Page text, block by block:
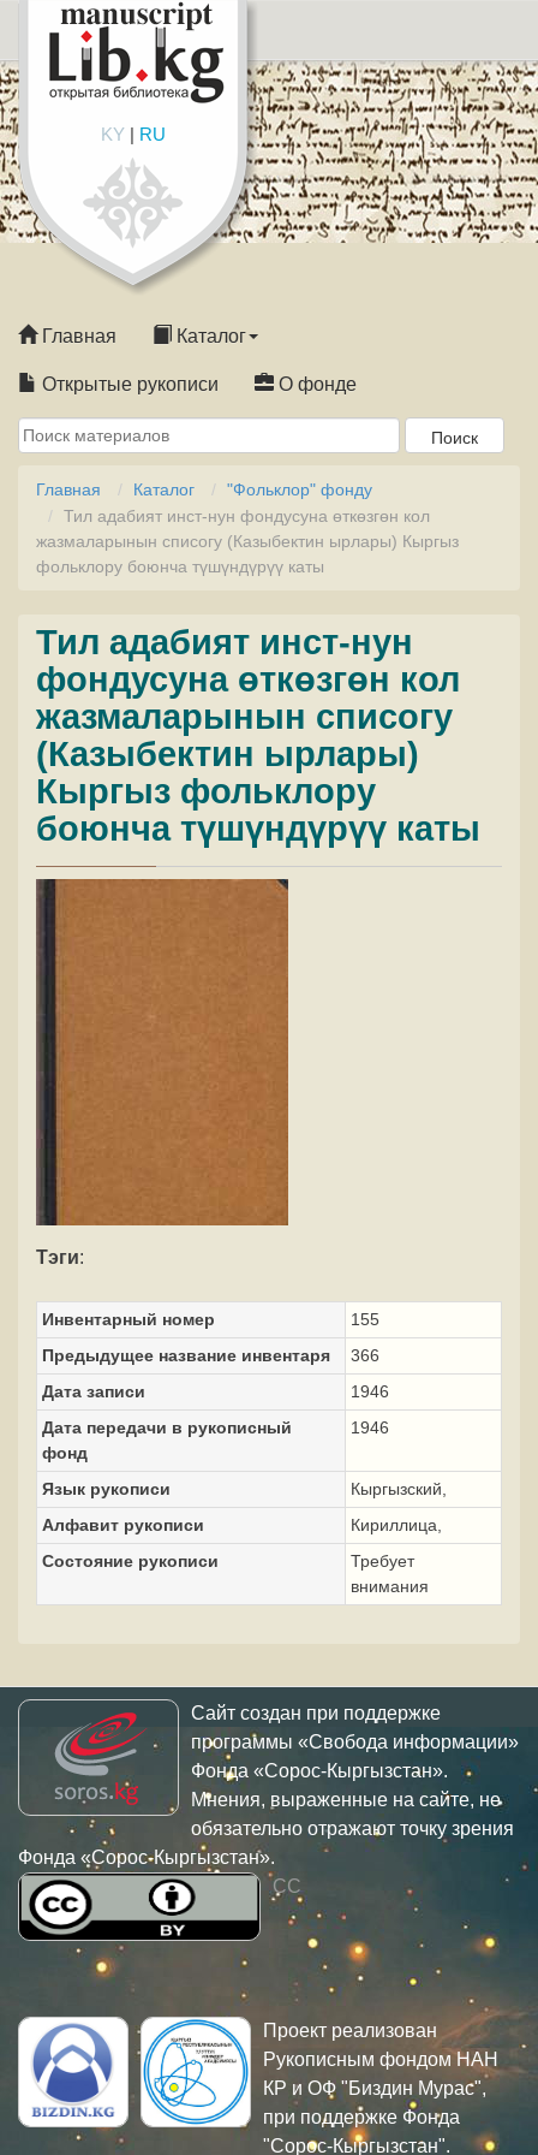
KY| RU
Главная Каталог
Открытые рукописи О фонде
Главная Каталог
"Фольклор" фонду
Тил адабият инст-нун фондусуна өткөзгөн кол
жазмаларынын списогу (Казыбектин ырлары) Кыргыз
фольклору боюнча түшүндүрүү каты
Тил адабият инст-нун
фондусуна өткөзгөн кол
жазмаларынын списогу
(Казыбектин ырлары)
Кыргыз фольклору
боюнча түшүндүрүү каты
Тэги:
Инвентарный номер
155
Предыдущее название инвентаря
366
Дата записи
1946
Дата передачи в рукописный
фонд
1946
Язык рукописи
Кыргызский,
Алфавит рукописи
Кириллица,
Состояние рукописи
Требует
внимания
Сайт создан при поддержке
программы «Свобода информации»
Фонда «Сорос-Кыргызстан».
Мнения, выраженные на сайте, не
обязательно отражают точку зрения
Фонда «Сорос-Кыргызстан».
CC
Проект реализован
Рукописным фондом НАН
КР и ОФ "Биздин Мурас",
при поддержке Фонда
"Сорос-Кыргызстан".